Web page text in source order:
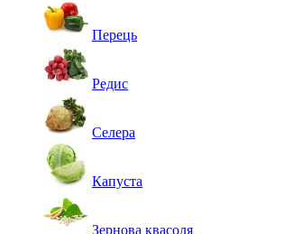
Перець
Редис
Селера
Капуста
Зернова квасоля